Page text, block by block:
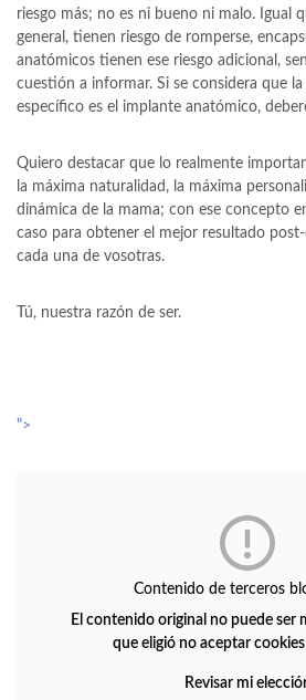
riesgo más; no es ni bueno ni malo. Igual
general, tienen riesgo de romperse,
anatómicos tienen ese riesgo adicional,
cuestión a informar. Si se considera que
específico es el implante anatómico,
Quiero destacar que lo realmente
la máxima naturalidad, la máxima
dinámica de la mama; con ese concepto
caso para obtener el mejor resultado
cada una de vosotras.
Tú, nuestra razón de ser.
">
Contenido de terceros
El contenido original no puede ser
que eligió no aceptar
Revisar mi